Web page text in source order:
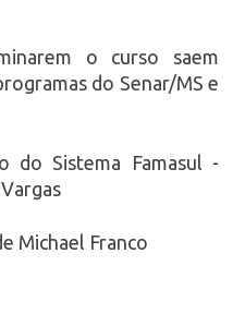
o curso saem
do Senar/MS e
do Sistema Famasul -
Michael Franco